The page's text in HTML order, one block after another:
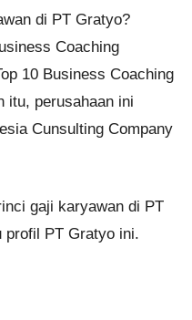
di PT Gratyo?
Coaching
10 Business Coaching
itu, perusahaan ini
Cunsulting Company
gaji karyawan di PT
profil PT Gratyo ini.